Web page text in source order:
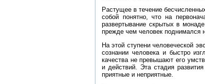
Растущее в течение
собой понятно, что на
развертывание скрытых в
прежде чем человек поднимался
На этой ступени человеческой
сознании человека и быстро
качества не превышают его
и действий. Эта стадия
приятные и неприятные.